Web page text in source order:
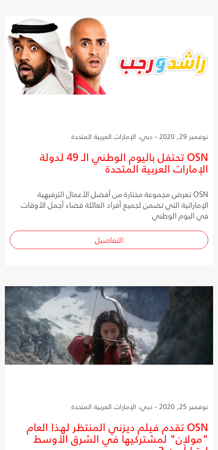
نوفمبر 29, 2020 - دبي، الإمارات العربية المتحدة
OSN تحتفل باليوم الوطني الـ 49 لدولة
الإمارات العربية المتحدة
OSN تعرض مجموعة مختارة من أفضل الأعمال الترفيهية
الإماراتية التي تضمن لجميع أفراد العائلة قضاء أجمل الأوقات
في اليوم الوطني
التفاصيل
نوفمبر 25, 2020 - دبي، الإمارات العربية المتحدة
OSN تقدم فيلم ديزني المنتظر لهذا العام
"مولان" لمشتركيها في الشرق الأوسط